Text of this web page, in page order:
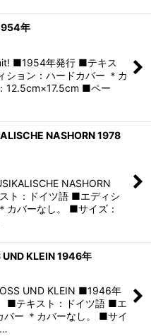
年
■1954年発行 ■テキス
ション：ハードカバー ＊カ
12.5cm×17.5cm ■ペー
NASHORN 1978
NASHORN
ト：ドイツ語 ■エディシ
カバーなし。 ■サイズ：
UND KLEIN 1946年
UND KLEIN ■1946年
■テキスト：ドイツ語 ■エ
バー ＊カバーなし。 ■サイ